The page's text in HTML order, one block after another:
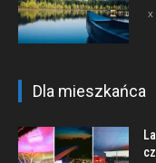
Dla mieszkańca